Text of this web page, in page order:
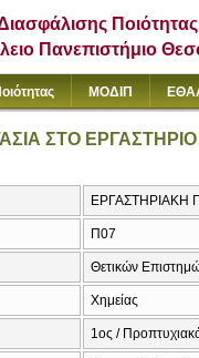
Ποιότητας
Πανεπιστήμιο
ΜΟΔΙΠ
ΣΤΟ
ΕΡΓΑΣΤΗΡΙΑΚΗ
Π07
Θετικών
Χημείας
1ος /